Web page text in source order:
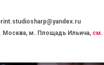
Москва, м. Площадь Ильича, см.